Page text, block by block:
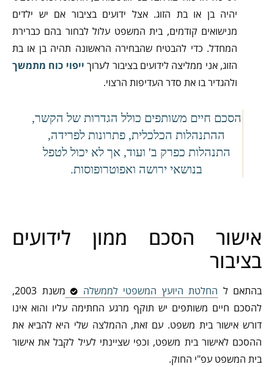
יהיה בן או בת הזוג. אצל ידועים בציבור אם יש ילדים
מנישואים קודמים, בית המשפט עלול לבחור בהם כברירת
המחדל. כדי להבטיח שהבחירה הראשונה תהיה בן או בת
הזוג, אני ממליצה לידועים בציבור לערוך ייפוי כוח מתמשך
ולהגדיר בו את סדר העדיפות הרצוי.
הסכם חיים משותפים כולל הגדרות של הקשר,
ההתנהלות הכלכלית, פתרונות לפרידה,
התנהלות כפרק ב' ועוד, אך לא יכול לטפל
בנושאי ירושה ואפוטרופוסות.
אישור הסכם ממון לידועים
בציבור
בהתאם ל החלטת היועץ המשפטי לממשלה
משנת 2003,
להסכם חיים משותפים יש תוקף מרגע החתימה עליו והוא אינו
דורש אישור בית משפט. עם זאת, ההמלצה שלי היא להביא את
ההסכם לאישור בית משפט, וכפי שציינתי לעיל לקבל את אישור
בית המשפט עפ"י החוק.